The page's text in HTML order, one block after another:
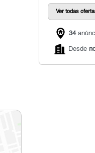
Ver todas
34
Desde